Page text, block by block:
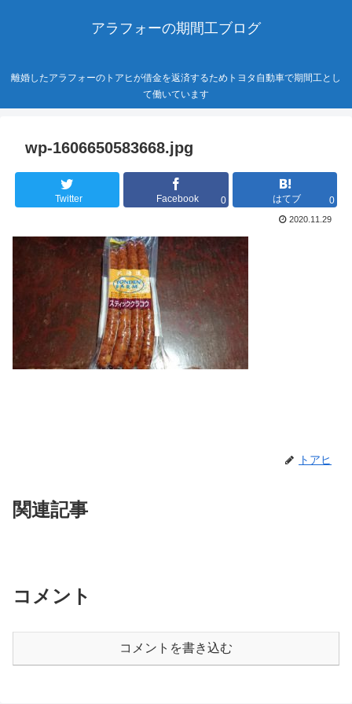
アラフォーの期間工ブログ
離婚したアラフォーのトアヒが借金を返済するためトヨタ自動車で期間工とし
て働いています
wp-1606650583668.jpg
Twitter Facebook 0 はてブ 0
2020.11.29
トアヒ
関連記事
コメント
コメントを書き込む